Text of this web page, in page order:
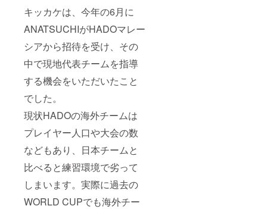
キッカケは、今年の6月に
ANATSUCHIがHADOマレー
シアから招待を受け、その
中で現地代表チームを指導
する機会をいただいたこと
でした。
現状HADOの海外チームは
プレイヤー人口や大会の数
などもあり、日本チームと
比べると練習環境で劣って
しまいます。実際に過去の
WORLD CUPでも海外チー